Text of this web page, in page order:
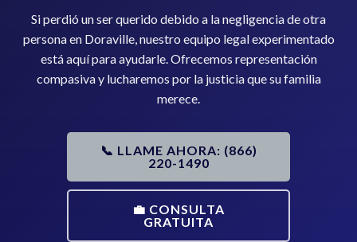
Si perdió un ser querido debido a la negligencia de otra
persona en Doraville, nuestro equipo legal experimentado
está aquí para ayudarle. Ofrecemos representación
compasiva y lucharemos por la justicia que su familia
merece.
📞 LLAME AHORA: (866)
220-1490
💼 CONSULTA
GRATUITA